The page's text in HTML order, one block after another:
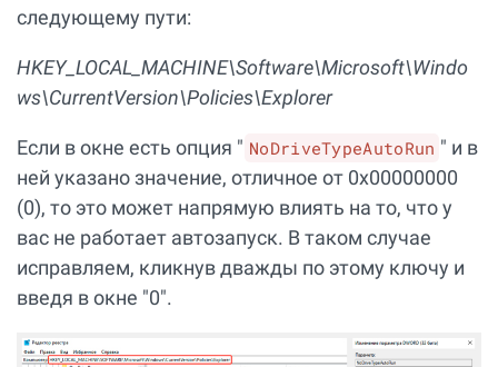
следующему пути:
HKEY_LOCAL_MACHINE\Software\Microsoft\Windo
ws\CurrentVersion\Policies\Explorer
Если в окне есть опция " NoDriveTypeAutoRun " и в
ней указано значение, отличное от 0х00000000
(0), то это может напрямую влиять на то, что у
вас не работает автозапуск. В таком случае
исправляем, кликнув дважды по этому ключу и
введя в окне "0".